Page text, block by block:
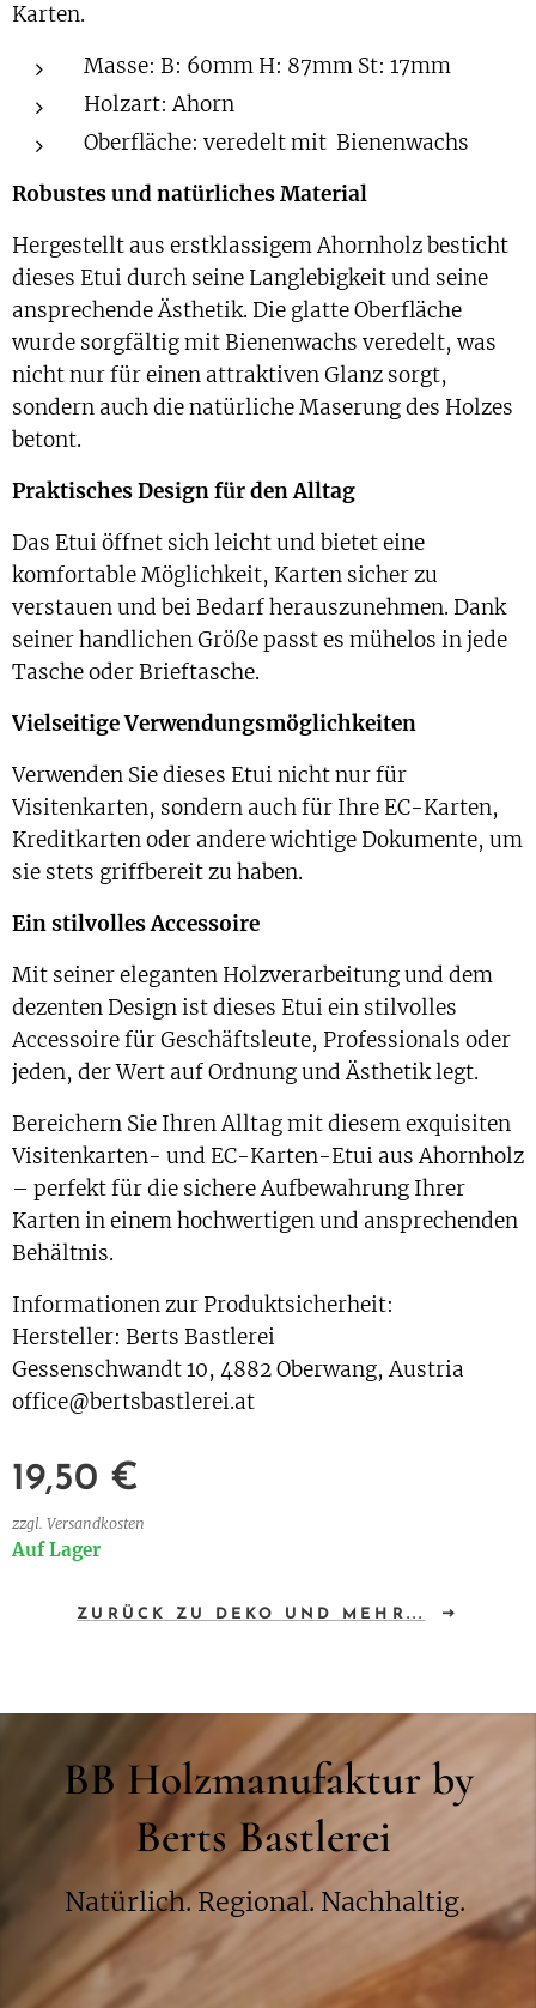
Karten.
Masse: B: 60mm H: 87mm St: 17mm
Holzart: Ahorn
Oberfläche: veredelt mit Bienenwachs
Robustes und natürliches Material
Hergestellt aus erstklassigem Ahornholz besticht
dieses Etui durch seine Langlebigkeit und seine
ansprechende Ästhetik. Die glatte Oberfläche
wurde sorgfältig mit Bienenwachs veredelt, was
nicht nur für einen attraktiven Glanz sorgt,
sondern auch die natürliche Maserung des Holzes
betont.
Praktisches Design für den Alltag
Das Etui öffnet sich leicht und bietet eine
komfortable Möglichkeit, Karten sicher zu
verstauen und bei Bedarf herauszunehmen. Dank
seiner handlichen Größe passt es mühelos in jede
Tasche oder Brieftasche.
Vielseitige Verwendungsmöglichkeiten
Verwenden Sie dieses Etui nicht nur für
Visitenkarten, sondern auch für Ihre EC-Karten,
Kreditkarten oder andere wichtige Dokumente, um
sie stets griffbereit zu haben.
Ein stilvolles Accessoire
Mit seiner eleganten Holzverarbeitung und dem
dezenten Design ist dieses Etui ein stilvolles
Accessoire für Geschäftsleute, Professionals oder
jeden, der Wert auf Ordnung und Ästhetik legt.
Bereichern Sie Ihren Alltag mit diesem exquisiten
Visitenkarten- und EC-Karten-Etui aus Ahornholz
– perfekt für die sichere Aufbewahrung Ihrer
Karten in einem hochwertigen und ansprechenden
Behältnis.
Informationen zur Produktsicherheit:
Hersteller: Berts Bastlerei
Gessenschwandt 10, 4882 Oberwang, Austria
office@bertsbastlerei.at
19,50 €
zzgl. Versandkosten
Auf Lager
ZURÜCK ZU DEKO UND MEHR...
BB Holzmanufaktur by
Berts Bastlerei
Natürlich. Regional. Nachhaltig.